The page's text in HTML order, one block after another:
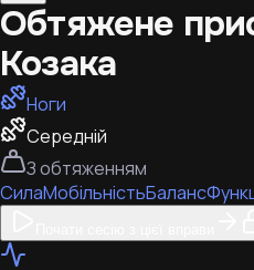
Обтяжене
Козака
Ноги
Середній
З обтяженням
СилаМобільністьБаланс